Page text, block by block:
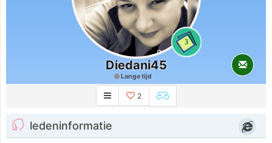
3
Diedani45
Lange tijd
2
ledeninformatie